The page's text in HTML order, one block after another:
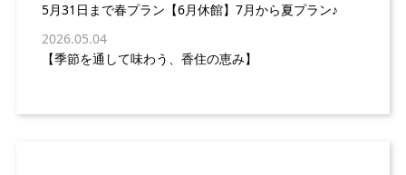
5月31日まで春プラン【6月休館】7月から夏プラン♪
2026.05.04
【季節を通して味わう、香住の恵み】